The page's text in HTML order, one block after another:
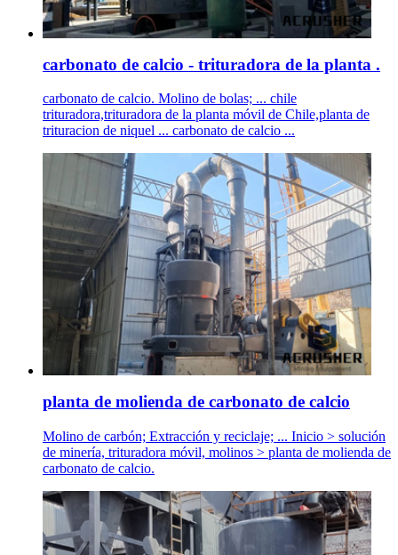
carbonato de calcio - trituradora de la planta .
carbonato de calcio. Molino de bolas; ... chile
trituradora,trituradora de la planta móvil de Chile,planta de
trituracion de niquel ... carbonato de calcio ...
planta de molienda de carbonato de calcio
Molino de carbón; Extracción y reciclaje; ... Inicio > solución
de minería, trituradora móvil, molinos > planta de molienda de
carbonato de calcio.